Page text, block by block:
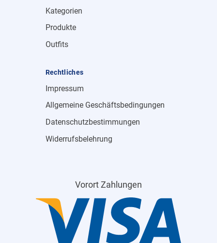
Kategorien
Produkte
Outfits
Rechtliches
Impressum
Allgemeine Geschäftsbedingungen
Datenschutzbestimmungen
Widerrufsbelehrung
Vorort Zahlungen